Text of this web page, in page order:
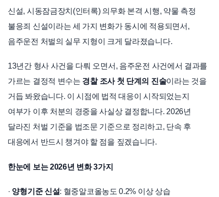
신설, 시동잠금장치(인터록) 의무화 본격 시행, 약물 측정
불응죄 신설이라는 세 가지 변화가 동시에 적용되면서,
음주운전 처벌의 실무 지형이 크게 달라졌습니다.
13년간 형사 사건을 다뤄 오면서, 음주운전 사건에서 결과를
가르는 결정적 변수는 경찰 조사 첫 단계의 진술이라는 것을
거듭 봐왔습니다. 이 시점에 법적 대응이 시작되었는지
여부가 이후 처분의 경중을 사실상 결정합니다. 2026년
달라진 처벌 기준을 법조문 기준으로 정리하고, 단속 후
대응에서 반드시 챙겨야 할 점을 짚겠습니다.
한눈에 보는 2026년 변화 3가지
· 양형기준 신설: 혈중알코올농도 0.2% 이상 상습